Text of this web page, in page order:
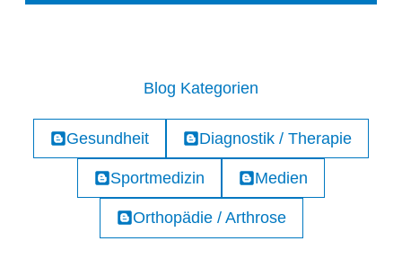
Blog Kategorien
Gesundheit Diagnostik / Therapie
Sportmedizin Medien
Orthopädie / Arthrose